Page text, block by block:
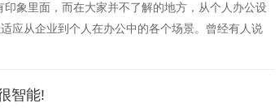
象里面，而在大家并不了解的地方，从个人办公设
应从企业到个人在办公中的各个场景。曾经有人说
造车，只有在会议室交流中的碰撞才是出门合辙。
智能!